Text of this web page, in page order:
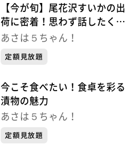
【今が旬】尾花沢すいかの出
荷に密着！思わず話したくな
る豆知識も！
あさは５ちゃん！
定額見放題
今こそ食べたい！食卓を彩る
漬物の魅力
あさは５ちゃん！
定額見放題